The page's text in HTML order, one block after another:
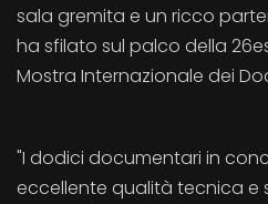
sala gremita e un ricco
ha sfilato sul palco della
Mostra Internazionale dei
"I dodici documentari in
eccellente qualità tecnica e